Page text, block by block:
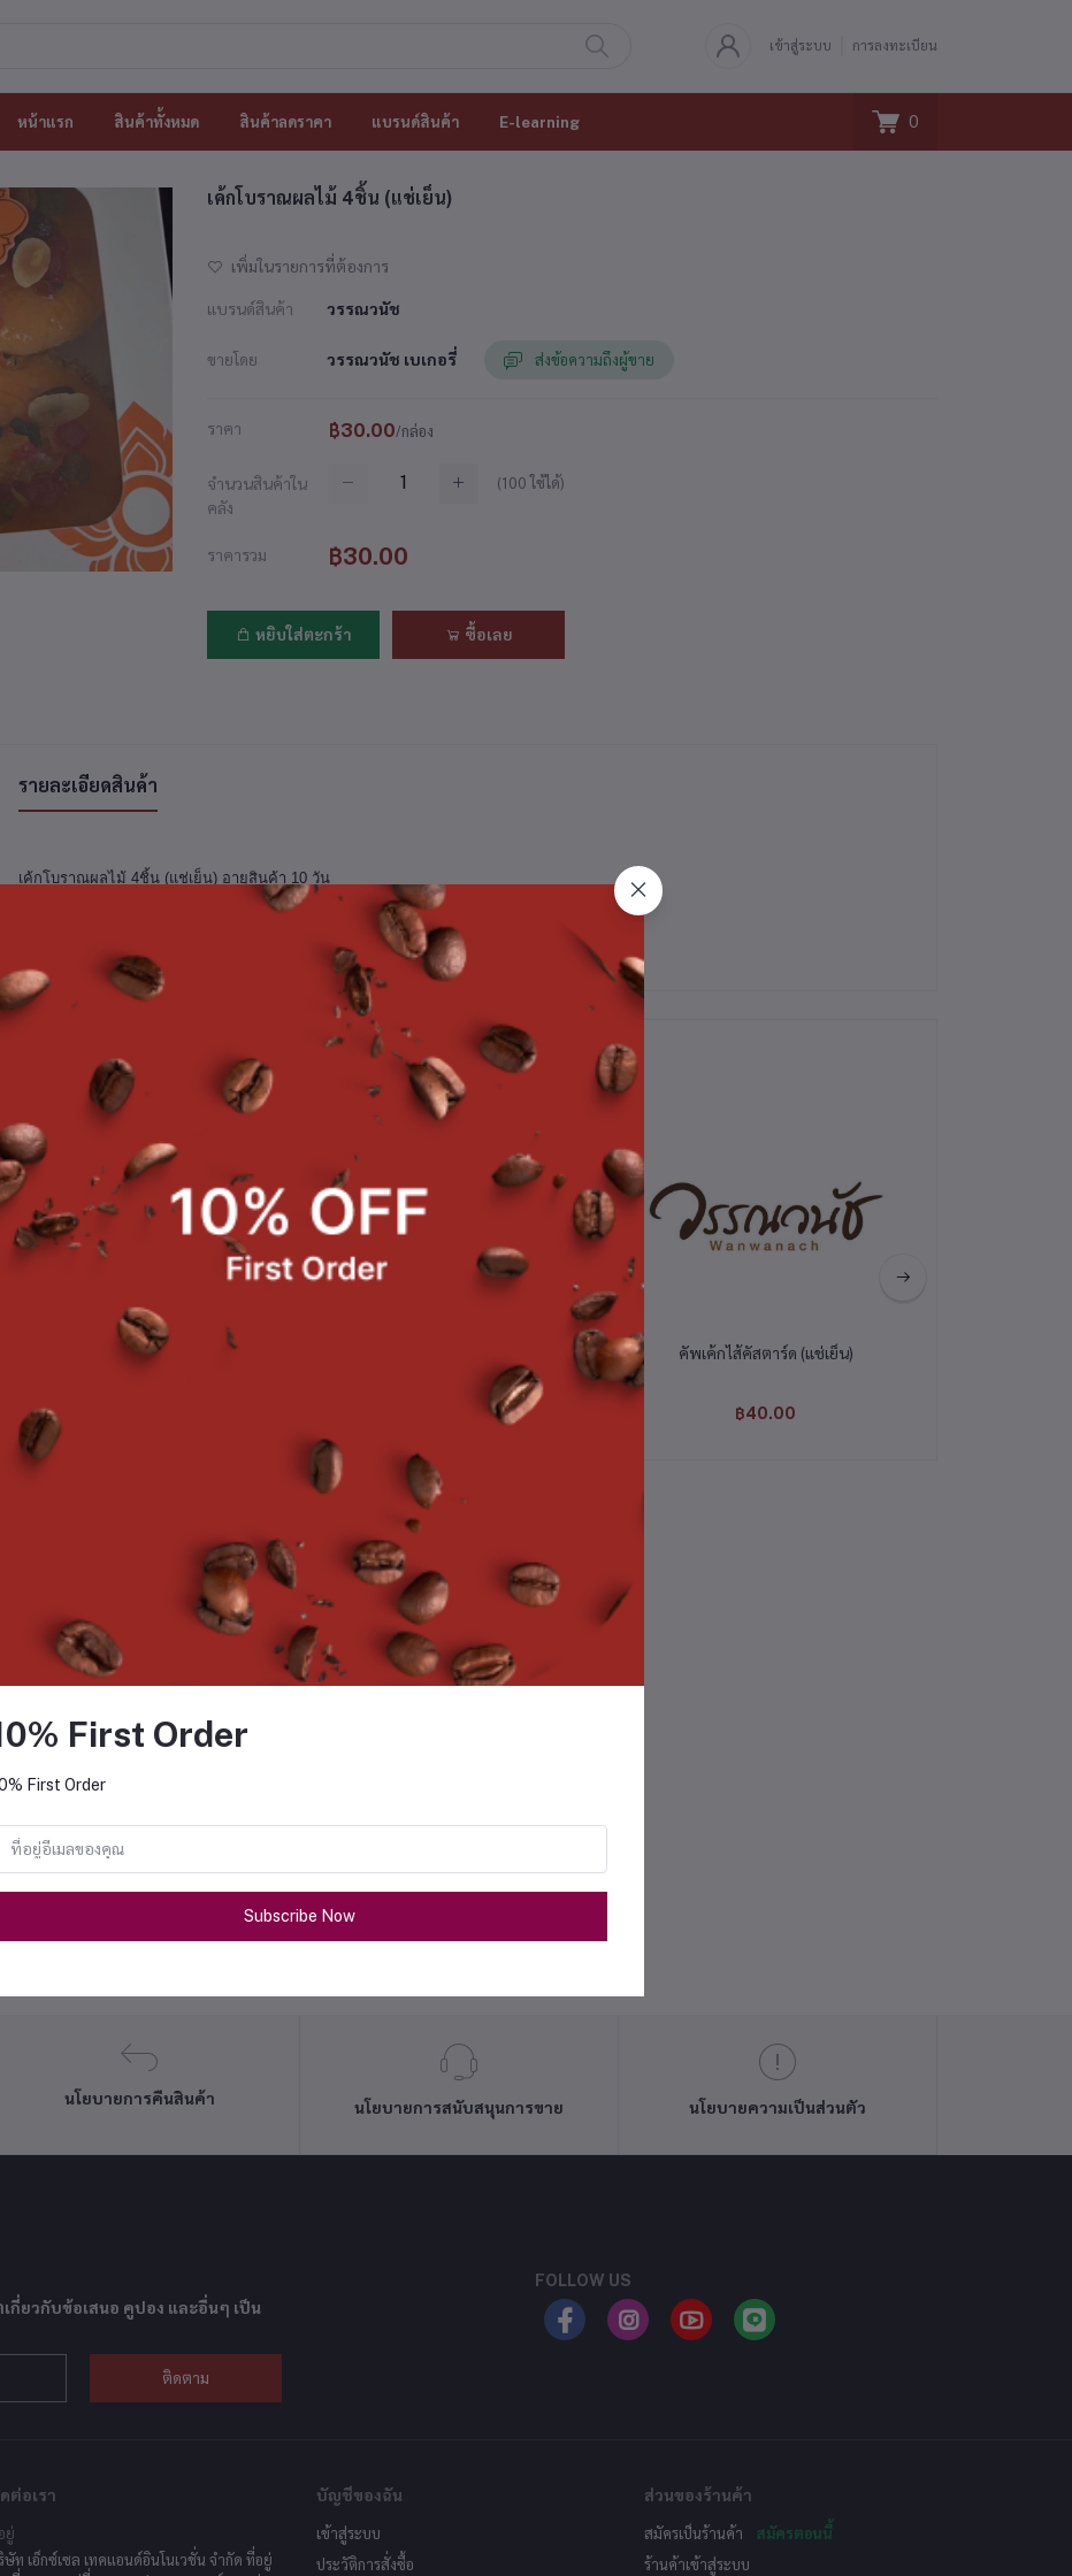
เข้าสู่ระบบ การลงทะเบียน
หน้าแรก สินค้าทั้งหมด สินค้าลดราคา แบรนด์สินค้า E-learning 0
เค้กโบราณผลไม้ 4ชิ้น (แช่เย็น)
เพิ่มในรายการที่ต้องการ
แบรนด์สินค้า วรรณวนัช
ขายโดย วรรณวนัช เบเกอรี่ ส่งข้อความถึงผู้ขาย
ราคา ฿30.00/กล่อง
จำนวนสินค้าใน
คลัง
(100 ใช้ได้)
ราคารวม ฿30.00
หยิบใส่ตะกร้า ซื้อเลย
รายละเอียดสินค้า
เค้กโบราณผลไม้ 4ชิ้น (แช่เย็น) อายุสินค้า 10 วัน
สินค้าที่ซื้อบ่อย
ขนมปังพริกเผาหมูหยองมินิ (ไม่แช่เย็น)
ชิฟฟ่อนเค้กสอดไส้บลูเบอรี่ 6 ชิ้น (ไม่
฿80.00
คัพเค้กไส้คัสตาร์ด (แช่เย็น)
฿40.00
นโยบายการคืนสินค้า
นโยบายการสนับสนุนการขาย นโยบายความเป็นส่วนตัว
กี่ยวกับข้อเสนอ คูปอง และอื่นๆ เป็น
ติดตาม
FOLLOW US
ต่อเรา
ยู่
ษัท เอ็กซ์เซล เทคแอนด์อินโนเวชั่น จำกัด ที่อยู่
บัญชีของฉัน
เข้าสู่ระบบ
ประวัติการสั่งซื้อ
ส่วนของร้านค้า
สมัครเป็นร้านค้า
สมัครตอนนี้
ร้านค้าเข้าสู่ระบบ
First Order
First Order
Subscribe Now